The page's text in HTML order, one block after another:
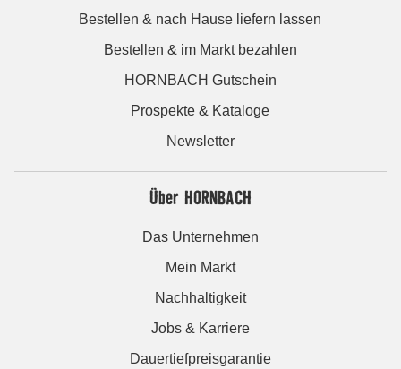
Bestellen & nach Hause liefern lassen
Bestellen & im Markt bezahlen
HORNBACH Gutschein
Prospekte & Kataloge
Newsletter
Über HORNBACH
Das Unternehmen
Mein Markt
Nachhaltigkeit
Jobs & Karriere
Dauertiefpreisgarantie